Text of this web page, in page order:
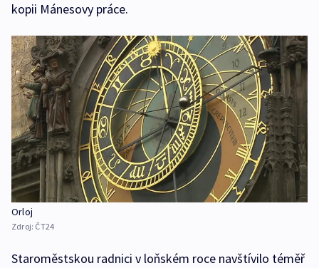
kopii Mánesovy práce.
Orloj
Zdroj: ČT24
Staroměstskou radnici v loňském roce navštívilo téměř